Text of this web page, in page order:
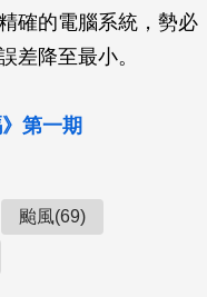
確的電腦系統，勢必
差降至最小。
第一期
颱風(69)